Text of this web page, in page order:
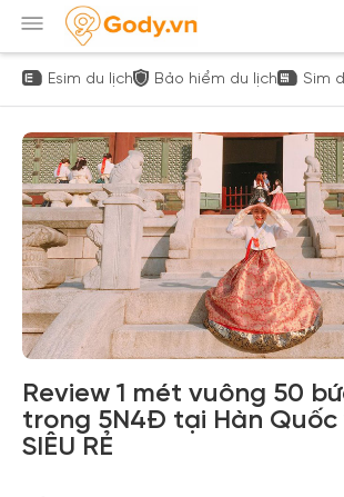
Esim du lịch Bảo hiểm du lịch Sim
Review 1 mét vuông 50
trong 5N4Đ tại Hàn Quốc
SIÊU RẺ